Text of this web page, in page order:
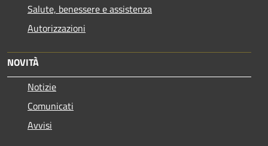
Salute, benessere e assistenza
Autorizzazioni
NOVITÀ
Notizie
Comunicati
Avvisi